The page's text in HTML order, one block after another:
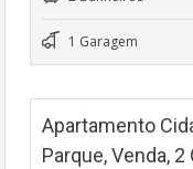
1 Garagem
Apartamento
Parque, Venda,